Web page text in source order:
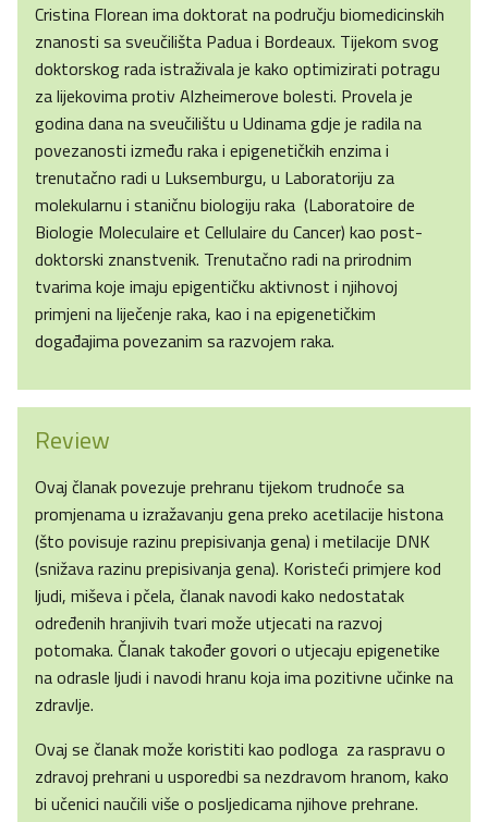
Cristina Florean ima doktorat na području biomedicinskih
znanosti sa sveučilišta Padua i Bordeaux. Tijekom svog
doktorskog rada istraživala je kako optimizirati potragu
za lijekovima protiv Alzheimerove bolesti. Provela je
godina dana na sveučilištu u Udinama gdje je radila na
povezanosti između raka i epigenetičkih enzima i
trenutačno radi u Luksemburgu, u Laboratoriju za
molekularnu i staničnu biologiju raka (Laboratoire de
Biologie Moleculaire et Cellulaire du Cancer) kao post-
doktorski znanstvenik. Trenutačno radi na prirodnim
tvarima koje imaju epigentičku aktivnost i njihovoj
primjeni na liječenje raka, kao i na epigenetičkim
događajima povezanim sa razvojem raka.
Review
Ovaj članak povezuje prehranu tijekom trudnoće sa
promjenama u izražavanju gena preko acetilacije histona
(što povisuje razinu prepisivanja gena) i metilacije DNK
(snižava razinu prepisivanja gena). Koristeći primjere kod
ljudi, miševa i pčela, članak navodi kako nedostatak
određenih hranjivih tvari može utjecati na razvoj
potomaka. Članak također govori o utjecaju epigenetike
na odrasle ljudi i navodi hranu koja ima pozitivne učinke na
zdravlje.
Ovaj se članak može koristiti kao podloga za raspravu o
zdravoj prehrani u usporedbi sa nezdravom hranom, kako
bi učenici naučili više o posljedicama njihove prehrane.